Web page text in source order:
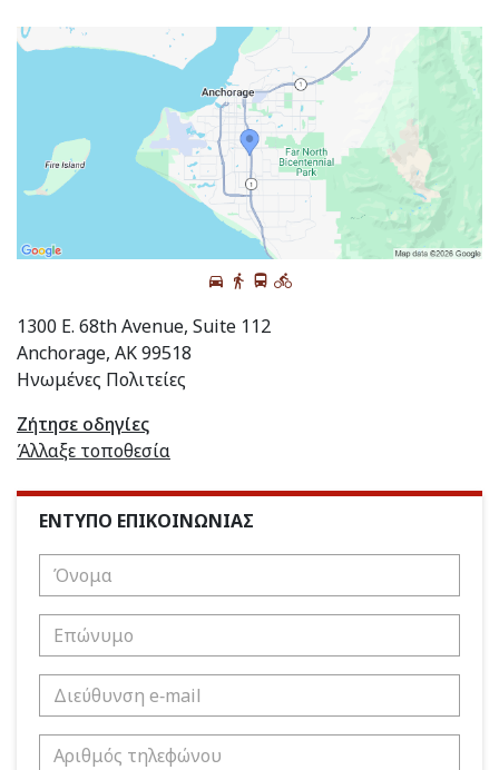
1300 E. 68th Avenue, Suite 112
Anchorage, AK 99518
Ηνωμένες Πολιτείες
Ζήτησε οδηγίες
Άλλαξε τοποθεσία
ΕΝΤΥΠΟ ΕΠΙΚΟΙΝΩΝΙΑΣ